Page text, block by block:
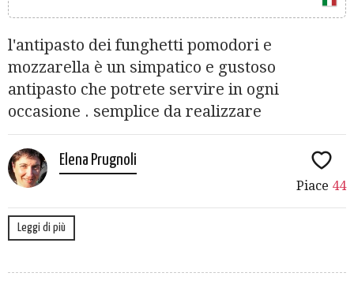
l'antipasto dei funghetti pomodori e
mozzarella è un simpatico e gustoso
antipasto che potrete servire in ogni
occasione . semplice da realizzare
Elena Prugnoli
Piace 44
Leggi di più